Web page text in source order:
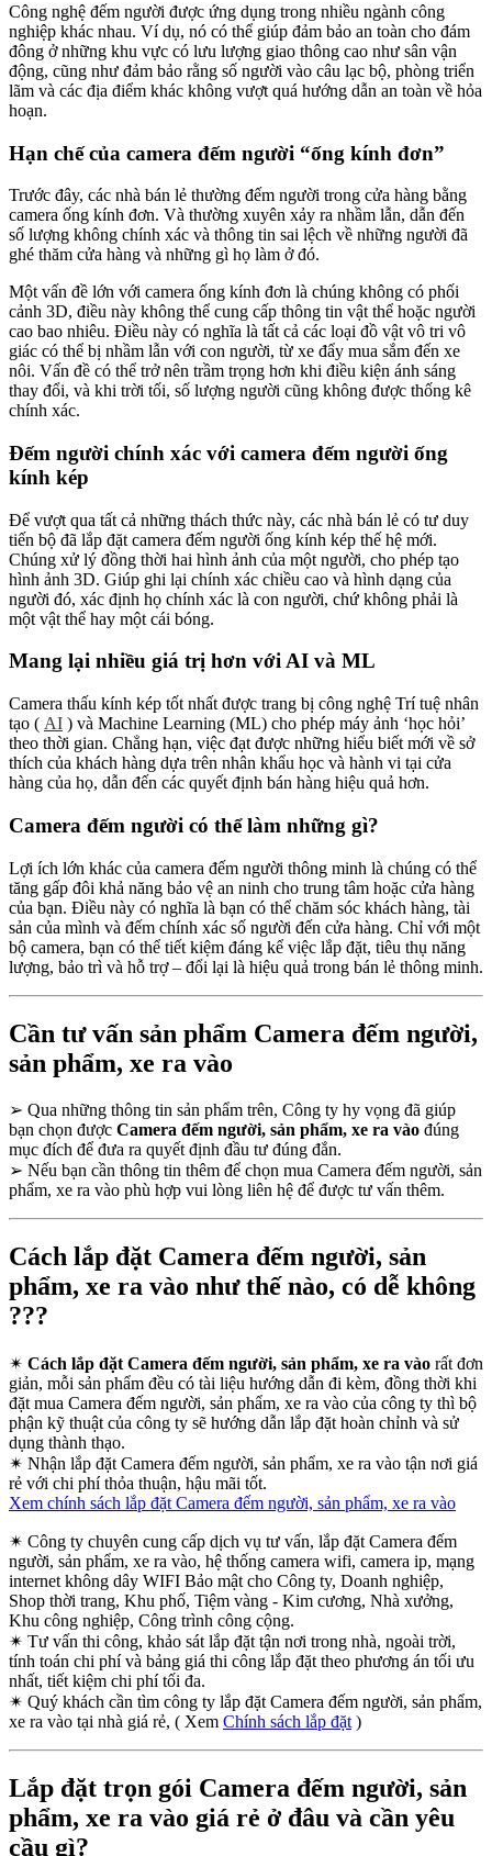
Công nghệ đếm người được ứng dụng trong nhiều ngành công
nghiệp khác nhau. Ví dụ, nó có thể giúp đảm bảo an toàn cho đám
đông ở những khu vực có lưu lượng giao thông cao như sân vận
động, cũng như đảm bảo rằng số người vào câu lạc bộ, phòng triển
lãm và các địa điểm khác không vượt quá hướng dẫn an toàn về hỏa
hoạn.
Hạn chế của camera đếm người “ống kính đơn”
Trước đây, các nhà bán lẻ thường đếm người trong cửa hàng bằng
camera ống kính đơn. Và thường xuyên xảy ra nhầm lẫn, dẫn đến
số lượng không chính xác và thông tin sai lệch về những người đã
ghé thăm cửa hàng và những gì họ làm ở đó.
Một vấn đề lớn với camera ống kính đơn là chúng không có phối
cảnh 3D, điều này không thể cung cấp thông tin vật thể hoặc người
cao bao nhiêu. Điều này có nghĩa là tất cả các loại đồ vật vô tri vô
giác có thể bị nhầm lẫn với con người, từ xe đẩy mua sắm đến xe
nôi. Vấn đề có thể trở nên trầm trọng hơn khi điều kiện ánh sáng
thay đổi, và khi trời tối, số lượng người cũng không được thống kê
chính xác.
Đếm người chính xác với camera đếm người ống
kính kép
Để vượt qua tất cả những thách thức này, các nhà bán lẻ có tư duy
tiến bộ đã lắp đặt camera đếm người ống kính kép thế hệ mới.
Chúng xử lý đồng thời hai hình ảnh của một người, cho phép tạo
hình ảnh 3D. Giúp ghi lại chính xác chiều cao và hình dạng của
người đó, xác định họ chính xác là con người, chứ không phải là
một vật thể hay một cái bóng.
Mang lại nhiều giá trị hơn với AI và ML
Camera thấu kính kép tốt nhất được trang bị công nghệ Trí tuệ nhân
tạo ( AI ) và Machine Learning (ML) cho phép máy ảnh ‘học hỏi’
theo thời gian. Chẳng hạn, việc đạt được những hiểu biết mới về sở
thích của khách hàng dựa trên nhân khẩu học và hành vi tại cửa
hàng của họ, dẫn đến các quyết định bán hàng hiệu quả hơn.
Camera đếm người có thể làm những gì?
Lợi ích lớn khác của camera đếm người thông minh là chúng có thể
tăng gấp đôi khả năng bảo vệ an ninh cho trung tâm hoặc cửa hàng
của bạn. Điều này có nghĩa là bạn có thể chăm sóc khách hàng, tài
sản của mình và đếm chính xác số người đến cửa hàng. Chỉ với một
bộ camera, bạn có thể tiết kiệm đáng kể việc lắp đặt, tiêu thụ năng
lượng, bảo trì và hỗ trợ – đổi lại là hiệu quả trong bán lẻ thông minh.
Cần tư vấn sản phẩm Camera đếm người,
sản phẩm, xe ra vào
➢ Qua những thông tin sản phẩm trên, Công ty hy vọng đã giúp
bạn chọn được Camera đếm người, sản phẩm, xe ra vào đúng
mục đích để đưa ra quyết định đầu tư đúng đắn.
➢ Nếu bạn cần thông tin thêm để chọn mua Camera đếm người, sản
phẩm, xe ra vào phù hợp vui lòng liên hệ để được tư vấn thêm.
Cách lắp đặt Camera đếm người, sản
phẩm, xe ra vào như thế nào, có dễ không
???
✴ Cách lắp đặt Camera đếm người, sản phẩm, xe ra vào rất đơn
giản, mỗi sản phẩm đều có tài liệu hướng dẫn đi kèm, đồng thời khi
đặt mua Camera đếm người, sản phẩm, xe ra vào của công ty thì bộ
phận kỹ thuật của công ty sẽ hướng dẫn lắp đặt hoàn chỉnh và sử
dụng thành thạo.
✴ Nhận lắp đặt Camera đếm người, sản phẩm, xe ra vào tận nơi giá
rẻ với chi phí thỏa thuận, hậu mãi tốt.
Xem chính sách lắp đặt Camera đếm người, sản phẩm, xe ra vào
✴ Công ty chuyên cung cấp dịch vụ tư vấn, lắp đặt Camera đếm
người, sản phẩm, xe ra vào, hệ thống camera wifi, camera ip, mạng
internet không dây WIFI Bảo mật cho Công ty, Doanh nghiệp,
Shop thời trang, Khu phố, Tiệm vàng - Kim cương, Nhà xưởng,
Khu công nghiệp, Công trình công cộng.
✴ Tư vấn thi công, khảo sát lắp đặt tận nơi trong nhà, ngoài trời,
tính toán chi phí và bảng giá thi công lắp đặt theo phương án tối ưu
nhất, tiết kiệm chi phí tối đa.
✴ Quý khách cần tìm công ty lắp đặt Camera đếm người, sản phẩm,
xe ra vào tại nhà giá rẻ, ( Xem Chính sách lắp đặt )
Lắp đặt trọn gói Camera đếm người, sản
phẩm, xe ra vào giá rẻ ở đâu và cần yêu
cầu gì?